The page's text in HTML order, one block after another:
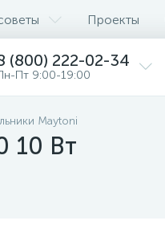
Проекты
(800) 222-02-34
Пт 9:00-19:00
Maytoni
10 Вт